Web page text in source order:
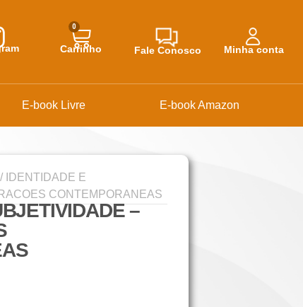
0
Carrinho Fale Conosco Minha conta
E-book Livre E-book Amazon
/ IDENTIDADE E
CONTEMPORANEAS
–